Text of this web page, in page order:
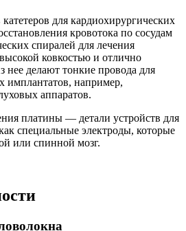
для кардиохирургических
кровотока по сосудам
спиралей для лечения
ковкостью и отлично
нее делают тонкие провода для
имплантатов, например,
аппаратов.
платины — детали устройств для
специальные электроды, которые
или спинной мозг.